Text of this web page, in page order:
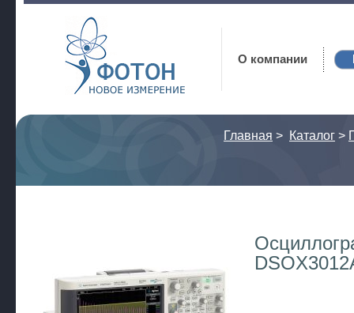
Фотон
О компании
Главная > Каталог >